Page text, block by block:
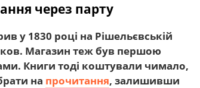
через парту
у 1830 році на Рішельєвській
Магазин теж був першою
Книги тоді коштували чимало,
на прочитання, залишивши